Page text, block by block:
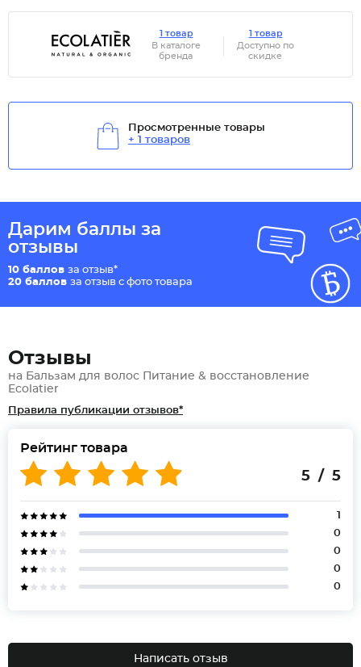
1 товар
В каталоге
бренда
1 товар
Доступно по
скидке
Просмотренные товары
+ 1 товаров
Дарим баллы за
отзывы
10 баллов за отзыв*
20 баллов за отзыв с фото товара
Отзывы
на Бальзам для волос Питание & восстановление
Ecolatier
Правила публикации отзывов*
Рейтинг товара
5 / 5
1
0
0
0
0
Написать отзыв